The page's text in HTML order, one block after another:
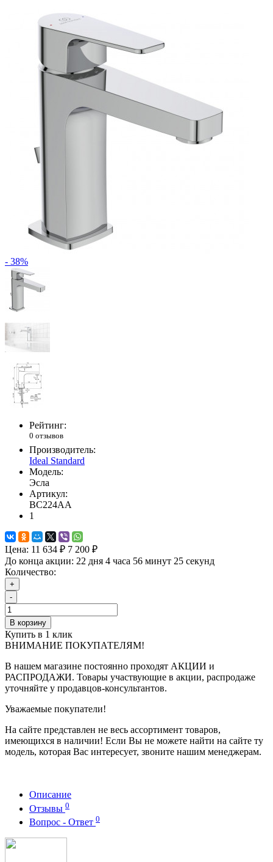
- 38%
Рейтинг:
0 отзывов
Производитель:
Ideal Standard
Модель:
Эсла
Артикул:
BC224AA
1
Цена: 11 634 ₽ 7 200 ₽
До конца акции: 22 дня 4 часа 56 минут 24 секунды
Количество:
+
-
В корзину
Купить в 1 клик
ВНИМАНИЕ ПОКУПАТЕЛЯМ!
В нашем магазине постоянно проходят АКЦИИ и
РАСПРОДАЖИ. Товары участвующие в акции, распродаже
уточняйте у продавцов-консультантов.
Уважаемые покупатели!
На сайте представлен не весь ассортимент товаров,
имеющихся в наличии! Если Вы не можете найти на сайте ту
модель, которая Вас интересует, звоните нашим менеджерам.
Описание
Отзывы 0
Вопрос - Ответ 0